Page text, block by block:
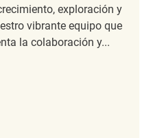
exploración y
vibrante equipo que
la colaboración y...
IT Risk & Compliance REQ136196
ServiceNow IT Risk &